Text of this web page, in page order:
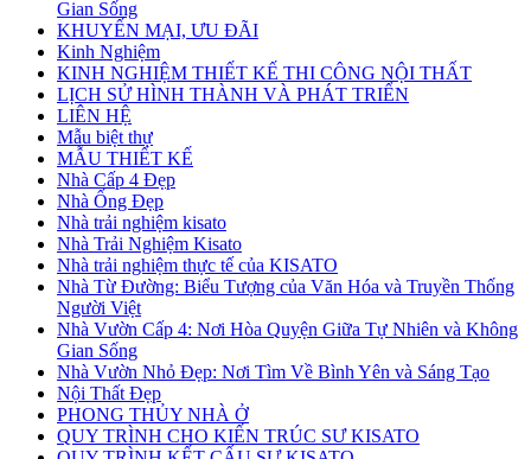
Gian Sống
KHUYẾN MẠI, ƯU ĐÃI
Kinh Nghiệm
KINH NGHIỆM THIẾT KẾ THI CÔNG NỘI THẤT
LỊCH SỬ HÌNH THÀNH VÀ PHÁT TRIỂN
LIÊN HỆ
Mẫu biệt thự
MẪU THIẾT KẾ
Nhà Cấp 4 Đẹp
Nhà Ống Đẹp
Nhà trải nghiệm kisato
Nhà Trải Nghiệm Kisato
Nhà trải nghiệm thực tế của KISATO
Nhà Từ Đường: Biểu Tượng của Văn Hóa và Truyền Thống
Người Việt
Nhà Vườn Cấp 4: Nơi Hòa Quyện Giữa Tự Nhiên và Không
Gian Sống
Nhà Vườn Nhỏ Đẹp: Nơi Tìm Về Bình Yên và Sáng Tạo
Nội Thất Đẹp
PHONG THỦY NHÀ Ở
QUY TRÌNH CHO KIẾN TRÚC SƯ KISATO